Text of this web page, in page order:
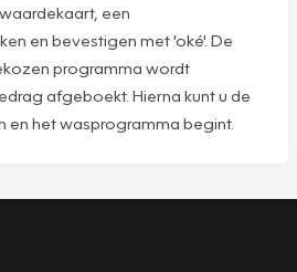
een
en bevestigen met 'oké'. De
programma wordt
afgeboekt. Hierna kunt u de
en het wasprogramma begint.